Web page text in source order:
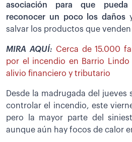
asociación para que
reconocer un poco los daños
salvar los productos que venden
MIRA AQUÍ: Cerca de 15.000
por el incendio en Barrio
alivio financiero y tributario
Desde la madrugada del
controlar el incendio, este
pero la mayor parte del
aunque aún hay focos de calor